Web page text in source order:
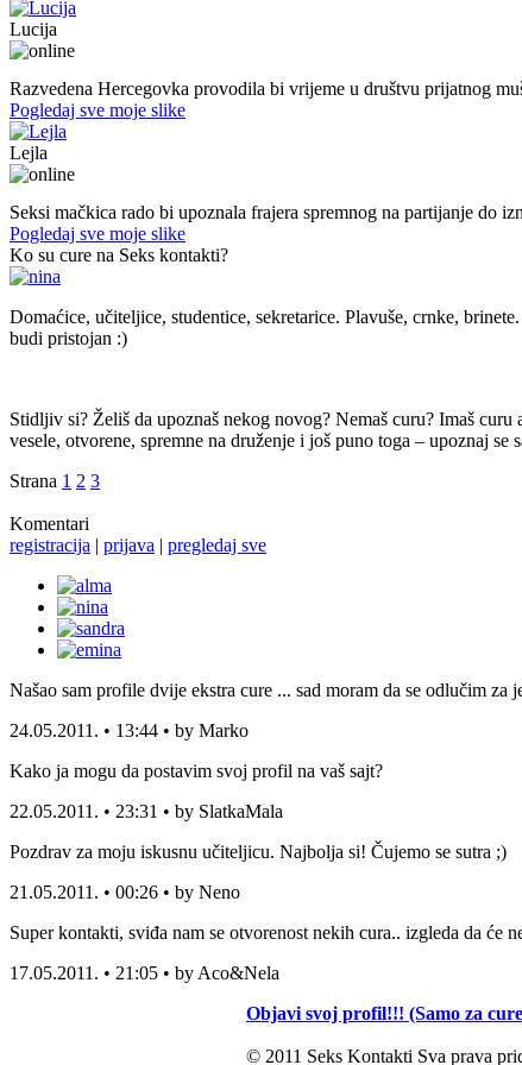
Lucija
Razvedena Hercegovka provodila bi vrijeme u društvu prijatnog
Pogledaj sve moje slike
Lejla
Seksi mačkica rado bi upoznala frajera spremnog na partijanje do
Pogledaj sve moje slike
Ko su cure na Seks kontakti?
Domaćice, učiteljice, studentice, sekretarice. Plavuše, crnke,
budi pristojan :)
Stidljiv si? Želiš da upoznaš nekog novog? Nemaš curu? Imaš
vesele, otvorene, spremne na druženje i još puno toga – upoznaj
Strana 1 2 3
Komentari
registracija | prijava | pregledaj sve
Našao sam profile dvije ekstra cure ... sad moram da se odlučim
24.05.2011. • 13:44 • by Marko
Kako ja mogu da postavim svoj profil na vaš sajt?
22.05.2011. • 23:31 • by SlatkaMala
Pozdrav za moju iskusnu učiteljicu. Najbolja si! Čujemo se sutra ;)
21.05.2011. • 00:26 • by Neno
Super kontakti, sviđa nam se otvorenost nekih cura.. izgleda da će
17.05.2011. • 21:05 • by Aco&Nela
Objavi svoj profil!!! (Samo za
© 2011 Seks Kontakti Sva prava